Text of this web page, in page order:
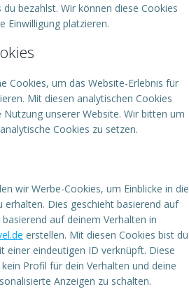
bezahlst. Wir können diese Cookies
Einwilligung platzieren.
Cookies, um das Website-Erlebnis für
Mit diesen analytischen Cookies
Nutzung unserer Website. Wir bitten um
Cookies zu setzen.
wir Werbe-Cookies, um Einblicke in die
erhalten. Dies geschieht basierend auf
auf deinem Verhalten in
erstellen. Mit diesen Cookies bist du
einer eindeutigen ID verknüpft. Diese
Profil für dein Verhalten und deine
Anzeigen zu schalten.